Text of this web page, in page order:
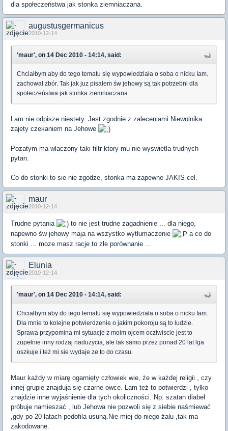
dla społeczeństwa jak stonka ziemniaczana.
augustusgermanicus
2010-12-14
'maur', on 14 Dec 2010 - 14:14, said:
Chciałbym aby do tego tematu się wypowiedziała o soba o nicku Iam.
zachował zbór. Tak jak juz pisałem św jehowy są tak potrzebni dla
społeczeństwa jak stonka ziemniaczana.
Lam nie odpisze niestety. Jest zgodnie z zaleceniami Niewolnika
zajety czekaniem na Jehowe
Pozatym ma wlaczony taki filtr ktory mu nie wyswietla trudnych
pytan.
Co do stonki to sie nie zgodze, stonka ma zapewne JAKIS cel.
maur
2010-12-14
Trudne pytania
to nie jest trudne zagadnienie ... dla niego,
napewno św jehowy maja na wszystko wytłumaczenie
a co do
stonki ... moze masz racje to złe porównanie ...
Elunia
2010-12-14
'maur', on 14 Dec 2010 - 14:14, said:
Chciałbym aby do tego tematu się wypowiedziała o soba o nicku Iam.
Dla mnie to kolejne potwierdzenie o jakim pokoroju są to ludzie.
Sprawa przypomina mi sytuacje z moim ojcem ocziwiscie jest to
zupełnie inny rodzaj nadużycia, ale tak samo przez ponad 20 lat lga
oszkuje i też mi sie wydaje ze to do czasu.
Maur każdy w miarę ogarnięty człowiek wie, że w każdej religii , czy
innej grupie znajdują się czarne owce. Lam też to potwierdzi , tylko
znajdzie inne wyjaśnienie dla tych okoliczności. Np. szatan diabeł
próbuje namieszać , lub Jehowa nie pozwoli się z siebie naśmiewać
,gdy po 20 latach pedofila usuną.Nie miej do niego żalu ,tak ma
zakodowane.